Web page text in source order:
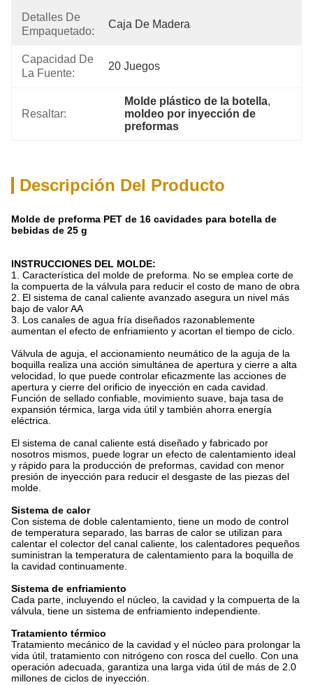
Detalles De
Empaquetado:
Caja De Madera
Capacidad De
La Fuente:
20 Juegos
Resaltar:
Molde plástico de la botella,
moldeo por inyección de
preformas
Descripción Del Producto
Molde de preforma PET de 16 cavidades para botella de
bebidas de 25 g
INSTRUCCIONES DEL MOLDE:
1. Característica del molde de preforma. No se emplea corte de
la compuerta de la válvula para reducir el costo de mano de obra
2. El sistema de canal caliente avanzado asegura un nivel más
bajo de valor AA
3. Los canales de agua fría diseñados razonablemente
aumentan el efecto de enfriamiento y acortan el tiempo de ciclo.
Válvula de aguja, el accionamiento neumático de la aguja de la
boquilla realiza una acción simultánea de apertura y cierre a alta
velocidad, lo que puede controlar eficazmente las acciones de
apertura y cierre del orificio de inyección en cada cavidad.
Función de sellado confiable, movimiento suave, baja tasa de
expansión térmica, larga vida útil y también ahorra energía
eléctrica.
El sistema de canal caliente está diseñado y fabricado por
nosotros mismos, puede lograr un efecto de calentamiento ideal
y rápido para la producción de preformas, cavidad con menor
presión de inyección para reducir el desgaste de las piezas del
molde.
Sistema de calor
Con sistema de doble calentamiento, tiene un modo de control
de temperatura separado, las barras de calor se utilizan para
calentar el colector del canal caliente, los calentadores pequeños
suministran la temperatura de calentamiento para la boquilla de
la cavidad continuamente.
Sistema de enfriamiento
Cada parte, incluyendo el núcleo, la cavidad y la compuerta de la
válvula, tiene un sistema de enfriamiento independiente.
Tratamiento térmico
Tratamiento mecánico de la cavidad y el núcleo para prolongar la
vida útil, tratamiento con nitrógeno con rosca del cuello. Con una
operación adecuada, garantiza una larga vida útil de más de 2.0
millones de ciclos de inyección.